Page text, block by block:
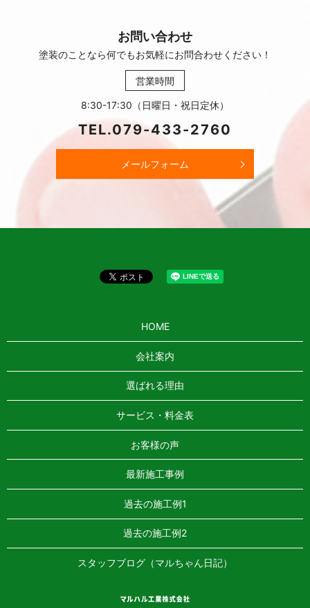
お問い合わせ
塗装のことなら何でもお気軽にお問合わせください！
営業時間
8:30-17:30（日曜日・祝日定休）
TEL.079-433-2760
メールフォーム
HOME
会社案内
選ばれる理由
サービス・料金表
お客様の声
最新施工事例
過去の施工例1
過去の施工例2
スタッフブログ（マルちゃん日記）